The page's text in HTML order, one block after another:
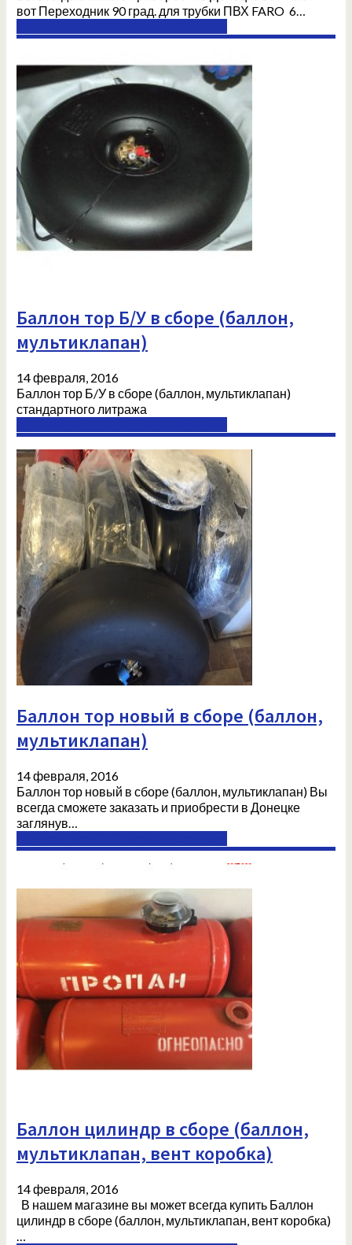
вот Переходник 90 град. для трубки ПВХ FARO 6…
Баллон тор Б/У в сборе (баллон,
мультиклапан)
14 февраля, 2016
Баллон тор Б/У в сборе (баллон, мультиклапан)
стандартного литража
Баллон тор новый в сборе (баллон,
мультиклапан)
14 февраля, 2016
Баллон тор новый в сборе (баллон, мультиклапан) Вы
всегда сможете заказать и приобрести в Донецке
заглянув…
Баллон цилиндр в сборе (баллон,
мультиклапан, вент коробка)
14 февраля, 2016
В нашем магазине вы может всегда купить Баллон
цилиндр в сборе (баллон, мультиклапан, вент коробка)
…